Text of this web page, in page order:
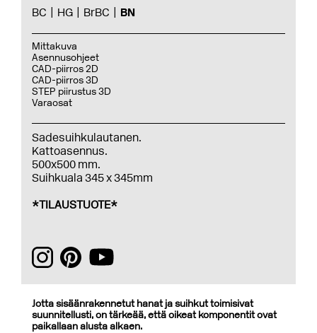
BC HG BrBC BN
Mittakuva
Asennusohjeet
CAD-piirros 2D
CAD-piirros 3D
STEP piirustus 3D
Varaosat
Sadesuihkulautanen.
Kattoasennus.
500x500 mm.
Suihkuala 345 x 345mm
*TILAUSTUOTE*
Jotta sisäänrakennetut hanat ja suihkut toimisivat
suunnitellusti, on tärkeää, että oikeat komponentit ovat
paikallaan alusta alkaen.